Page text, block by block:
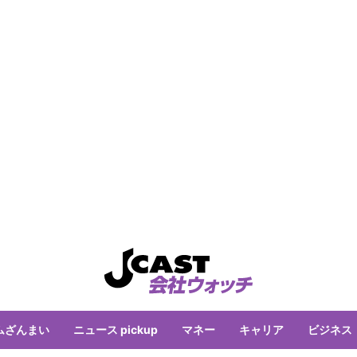
ざんまい ニュース pickup マネー キャリア ビジネス